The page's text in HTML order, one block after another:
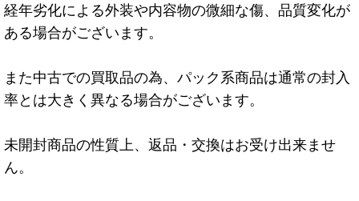
経年劣化による外装や内容物の微細な傷、品質変化が
ある場合がございます。
また中古での買取品の為、パック系商品は通常の封入
率とは大きく異なる場合がございます。
未開封商品の性質上、返品・交換はお受け出来ませ
ん。